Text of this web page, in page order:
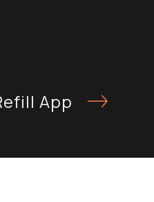
App